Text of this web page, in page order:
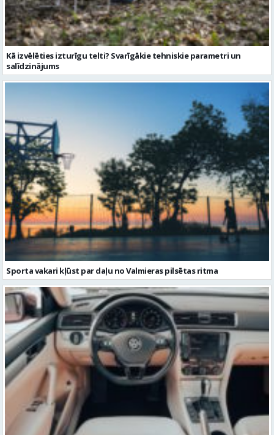
Kā izvēlēties izturīgu telti? Svarīgākie tehniskie parametri un
salīdzinājums
Sporta vakari kļūst par daļu no Valmieras pilsētas ritma